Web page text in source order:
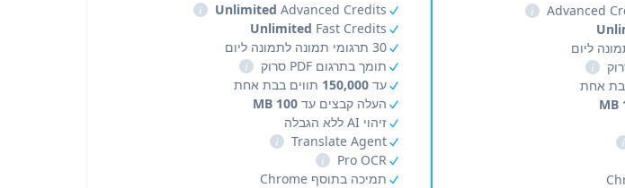
i
i
אחת
i
Unlimited Advanced Credits
i
Unlimited Fast Credits
30 תרגומי תמונה לתמונה ליום
תומך בתרגום PDF סרוק
i
עד 150,000 תווים בבת אחת
העלה קבצים עד 100 MB
זיהוי AI ללא הגבלה
Translate Agent
i
Pro OCR
i
תמיכה בתוסף Chrome